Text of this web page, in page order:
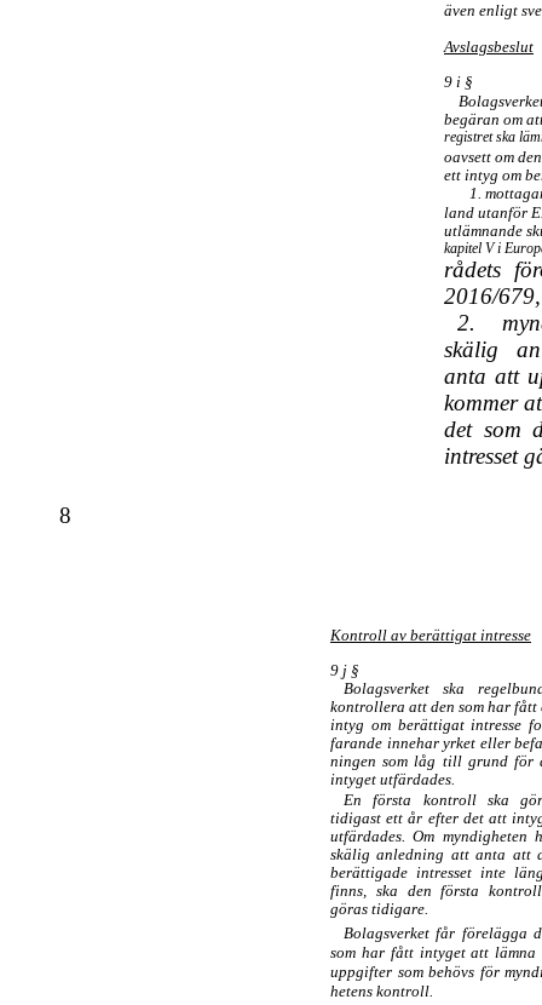
även enligt
Avslagsbeslut
9 i §
begäran om
registret ska
oavsett om
ett intyg om
1.
land utanför
utlämnande
kapitel V i
rådets
2016/
2.
skälig
anta att
kommer
det som
intresset
8
Kontroll av berättigat intresse
9 j §
Bolagsverket ska
kontrollera att den som har fått
intyg om berättigat intresse
farande innehar yrket eller
ningen som låg till grund för
intyget utfärdades.
En första kontroll ska
tidigast ett år efter det att
utfärdades. Om myndigheten
skälig anledning att anta att
berättigade intresset inte
finns, ska den första
göras tidigare.
Bolagsverket får förelägga
som har fått intyget att lämna
uppgifter som behövs för
hetens kontroll.